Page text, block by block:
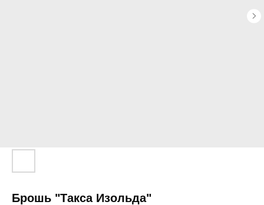
Брошь "Такса Изольда"